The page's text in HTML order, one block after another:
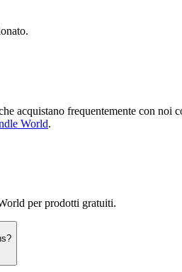
acquistano frequentemente con
World.
per prodotti gratuiti.